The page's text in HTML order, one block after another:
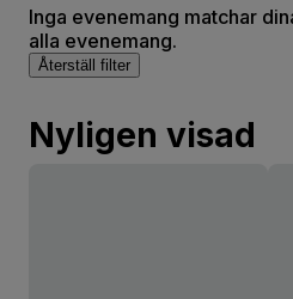
Inga evenemang matchar
alla evenemang.
Återställ filter
Nyligen visad